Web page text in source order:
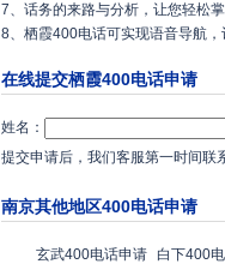
7、话务的来路与分析，让您轻松
8、栖霞400电话可实现语音导航
在线提交栖霞400电话申请
姓名：
提交申请后，我们客服第一时间联
南京其他地区400电话申请
玄武400电话申请
白下400